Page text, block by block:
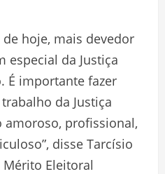
hoje, mais devedor
especial da Justiça
É importante fazer
da Justiça
amoroso, profissional,
disse Tarcísio
Eleitoral